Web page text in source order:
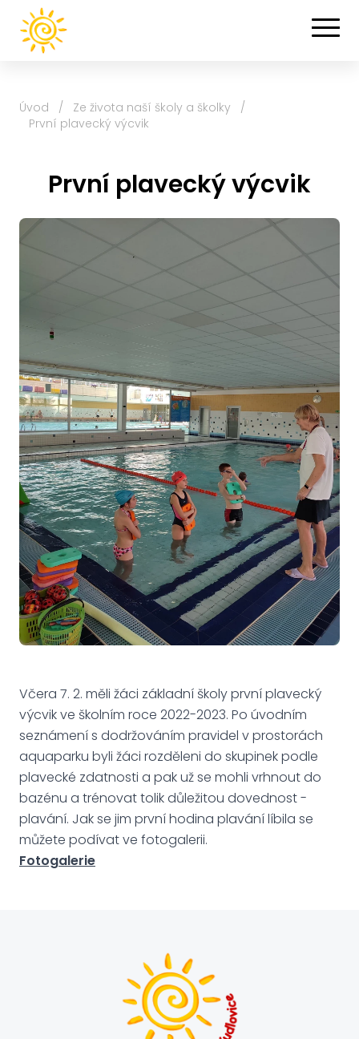
Úvod / Ze života naší školy a školky
/
První plavecký výcvik
První plavecký výcvik
Včera 7. 2. měli žáci základní školy první plavecký
výcvik ve školním roce 2022-2023. Po úvodním
seznámení s dodržováním pravidel v prostorách
aquaparku byli žáci rozděleni do skupinek podle
plavecké zdatnosti a pak už se mohli vrhnout do
bazénu a trénovat tolik důležitou dovednost -
plavání. Jak se jim první hodina plavání líbila se
můžete podívat ve fotogalerii.
Fotogalerie